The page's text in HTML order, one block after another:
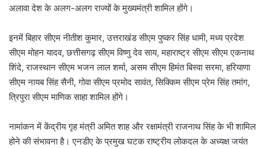
अलावा देश के अलग-अलग राज्यों के मुख्यमंत्री शामिल होंगे।
इनमें बिहार सीएम नीतीश कुमार, उत्तराखंड सीएम पुष्कर सिंह धामी, मध्य प्रदेश
सीएम मोहन यादव, छत्तीसगढ़ सीएम विष्णु देव साय, महाराष्ट्र सीएम सीएम एकनाथ
शिंदे, राजस्थान सीएम भजन लाल शर्मा, असम सीएम हिमंत बिस्वा सरमा, हरियाणा
सीएम नायब सिंह सैनी, गोवा सीएम प्रमोद सावंत, सिक्किम सीएम प्रेम सिंह तमांग,
त्रिपुरा सीएम माणिक साहा शामिल होंगे।
नामांकन में केंद्रीय गृह मंत्री अमित शाह और रक्षामंत्री राजनाथ सिंह के भी शामिल
होने की संभावना है। एनडीए के प्रमुख घटक राष्ट्रीय लोकदल के अध्यक्ष जयंत